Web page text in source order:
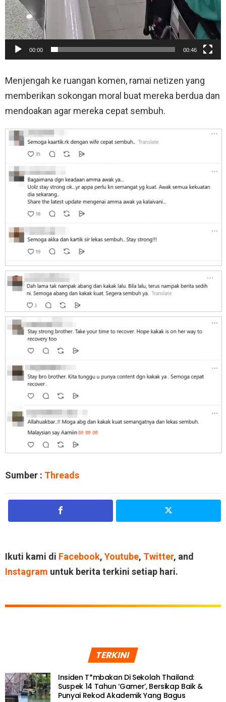
00:00 00:46
Menjengah ke ruangan komen, ramai netizen yang
memberikan sokongan moral buat mereka berdua dan
mendoakan agar mereka cepat sembuh.
Sumber : Threads
Ikuti kami di Facebook, Youtube, Twitter, and
Instagram untuk berita terkini setiap hari.
TERKINI
Insiden T*mbakan Di Sekolah Thailand:
Suspek 14 Tahun ‘Gamer’, Bersikap Baik &
Punyai Rekod Akademik Yang Bagus